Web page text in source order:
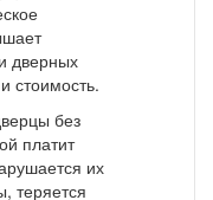
дверных
стоимость.
без
платит
их
теряется